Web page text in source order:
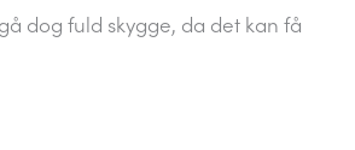
dog fuld skygge, da det kan få